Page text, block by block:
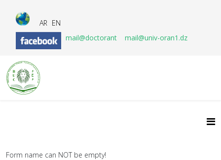
AR EN
mail@doctorant
mail@univ-oran1.dz
Form name can NOT be empty!